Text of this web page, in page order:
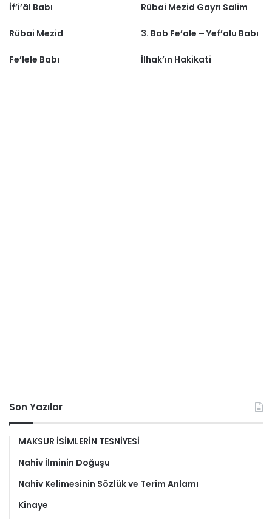
İf’i’âl Babı Rübai Mezid Gayrı Salim
Rübai Mezid 3. Bab Fe’ale – Yef’alu Babı
Fe’lele Babı İlhak’ın Hakikati
Son Yazılar
MAKSUR İSİMLERİN TESNİYESİ
Nahiv İlminin Doğuşu
Nahiv Kelimesinin Sözlük ve Terim Anlamı
Kinaye